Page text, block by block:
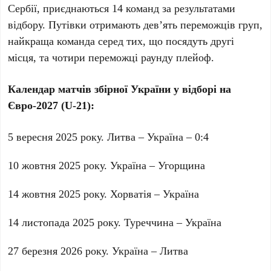
Сербії, приєднаються 14 команд за результатами
відбору. Путівки отримають дев’ять переможців груп,
найкраща команда серед тих, що посядуть другі
місця, та чотири переможці раунду плейоф.
Календар матчів збірної України у відборі на
Євро-2027 (U-21):
5 вересня 2025 року. Литва – Україна – 0:4
10 жовтня 2025 року. Україна – Угорщина
14 жовтня 2025 року. Хорватія – Україна
14 листопада 2025 року. Туреччина – Україна
27 березня 2026 року. Україна – Литва